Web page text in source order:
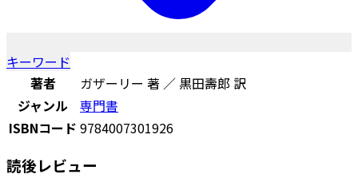
キーワード
著者
ガザーリー 著 ／ 黒田壽郎 訳
ジャンル
専門書
ISBNコード 9784007301926
読後レビュー